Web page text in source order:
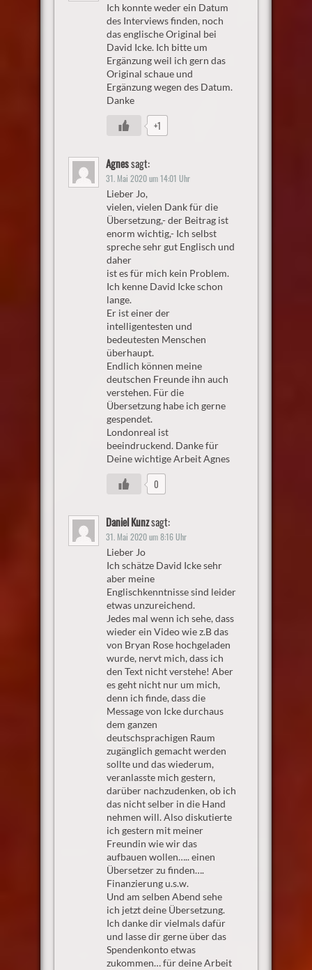
Ich konnte weder ein Datum
des Interviews finden, noch
das englische Original bei
David Icke. Ich bitte um
Ergänzung weil ich gern das
Original schaue und
Ergänzung wegen des Datum.
Danke
+1
Agnessagt:
31. Mai 2020 um 14:01 Uhr
Lieber Jo,
vielen, vielen Dank für die
Übersetzung,- der Beitrag ist
enorm wichtig,- Ich selbst
spreche sehr gut Englisch und
daher
ist es für mich kein Problem.
Ich kenne David Icke schon
lange.
Er ist einer der
intelligentesten und
bedeutesten Menschen
überhaupt.
Endlich können meine
deutschen Freunde ihn auch
verstehen. Für die
Übersetzung habe ich gerne
gespendet.
Londonreal ist
beeindruckend. Danke für
Deine wichtige Arbeit Agnes
0
Daniel Kunzsagt:
31. Mai 2020 um 8:16 Uhr
Lieber Jo
Ich schätze David Icke sehr
aber meine
Englischkenntnisse sind leider
etwas unzureichend.
Jedes mal wenn ich sehe, dass
wieder ein Video wie z.B das
von Bryan Rose hochgeladen
wurde, nervt mich, dass ich
den Text nicht verstehe! Aber
es geht nicht nur um mich,
denn ich finde, dass die
Message von Icke durchaus
dem ganzen
deutschsprachigen Raum
zugänglich gemacht werden
sollte und das wiederum,
veranlasste mich gestern,
darüber nachzudenken, ob ich
das nicht selber in die Hand
nehmen will. Also diskutierte
ich gestern mit meiner
Freundin wie wir das
aufbauen wollen….. einen
Übersetzer zu finden….
Finanzierung u.s.w.
Und am selben Abend sehe
ich jetzt deine Übersetzung.
Ich danke dir vielmals dafür
und lasse dir gerne über das
Spendenkonto etwas
zukommen… für deine Arbeit